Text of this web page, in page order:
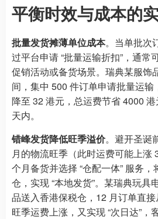
平衡时效与成本的
批量发货摊薄单位成本。当单批次
过平台申请 “批量运输折扣”，通常
促销活动或备货场景。瑞典某服饰
间，集中 500 件订单申请批量运
降至 32 港元，总运费节省 4000
天内。
错峰发货降低旺季溢价。避开圣诞
月的物流旺季（此时运费可能上涨
个月备货并选择 “仓配一体” 服务
仓，实现 “本地发货”。某瑞典玩具
品送入香港保税仓，12 月订单直
旺季运费上涨，又实现 “次日达”，